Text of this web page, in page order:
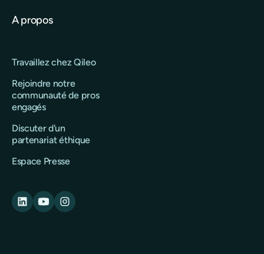
A propos
Travaillez chez Qileo
Rejoindre notre
communauté de pros
engagés
Discuter d'un
partenariat éthique
Espace Presse